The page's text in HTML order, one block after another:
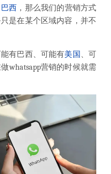
巴西 ，那么我们的营销方式
是在某个区域内容，并不
有巴西、可能有美国 、可
whatsapp营销的时候就需